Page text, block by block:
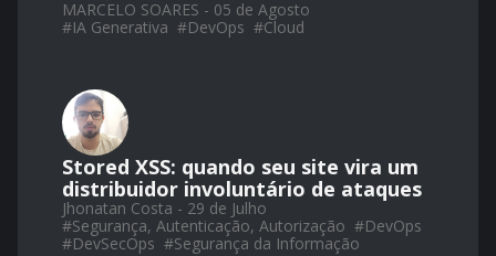
MARCELO SOARES - 05 de Agosto
#IA Generativa #DevOps #Cloud
Stored XSS: quando seu site vira um
distribuidor involuntário de ataques
Jhonatan Costa - 29 de Julho
#Segurança, Autenticação, Autorização #DevOps
#DevSecOps #Segurança da Informação